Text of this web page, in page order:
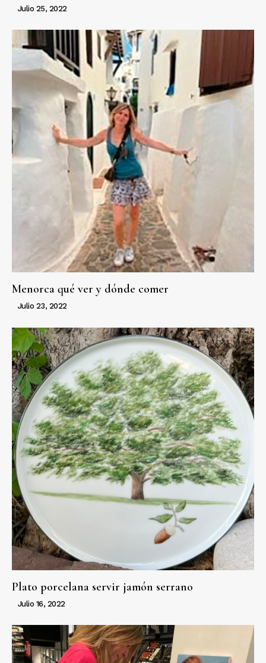
Julio 25, 2022
Menorca qué ver y dónde comer
Julio 23, 2022
Plato porcelana servir jamón serrano
Julio 16, 2022